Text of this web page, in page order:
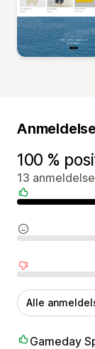
100 %
13
Positive
Neutrale
Negative
Alle
Gameday